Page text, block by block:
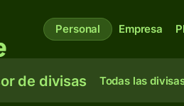
Personal Empresa
de divisas Todas las